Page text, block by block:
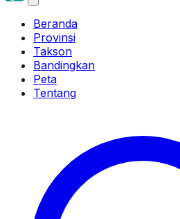
Beranda
Provinsi
Takson
Bandingkan
Peta
Tentang